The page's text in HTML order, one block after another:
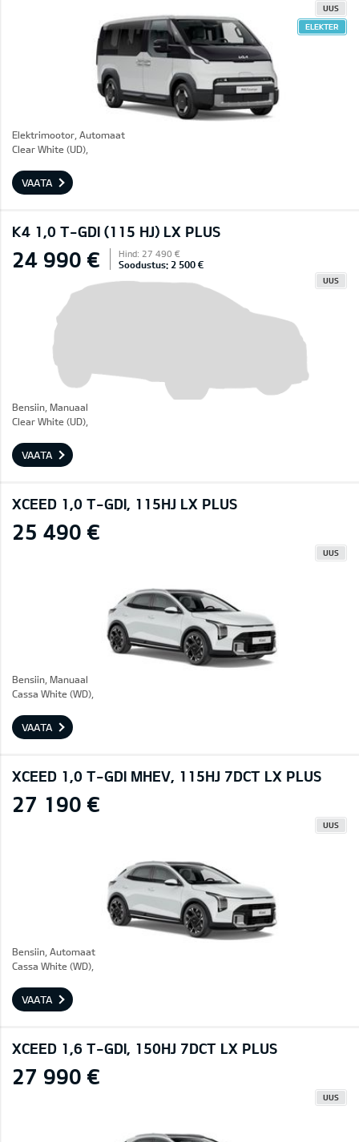
UUS
ELEKTER
Elektrimootor, Automaat
Clear White (UD),
VAATA
K4 1,0 T-GDI (115 HJ) LX PLUS
24 990 € Hind: 27 490 €
Soodustus: 2 500 €
UUS
Bensiin, Manuaal
Clear White (UD),
VAATA
XCEED 1,0 T-GDI, 115HJ LX PLUS
25 490 €
UUS
Bensiin, Manuaal
Cassa White (WD),
VAATA
XCEED 1,0 T-GDI MHEV, 115HJ 7DCT LX PLUS
27 190 €
UUS
Bensiin, Automaat
Cassa White (WD),
VAATA
XCEED 1,6 T-GDI, 150HJ 7DCT LX PLUS
27 990 €
UUS